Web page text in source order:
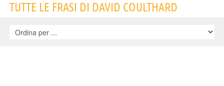
TUTTE LE FRASI DI DAVID COULTHARD